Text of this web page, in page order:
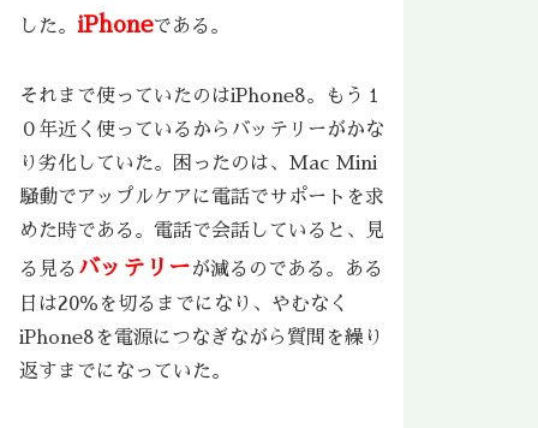
した。 iPhoneである。
それまで使っていたのはiPhone8。もう１
０年近く使っているからバッテリーがかな
り劣化していた。困ったのは、Mac Mini
騒動でアップルケアに電話でサポートを求
めた時である。電話で会話していると、見
る見る バッテリーが減るのである。ある
日は20％を切るまでになり、やむなく
iPhone8を電源につなぎながら質問を繰り
返すまでになっていた。